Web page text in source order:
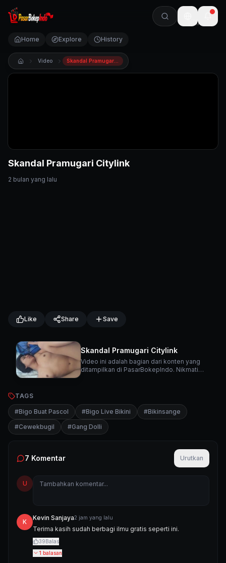
🇺🇸
Home Explore History
Video
Skandal Pramugari Citylink
2 bulan yang lalu
Like Share Save
Skandal Pramugari Citylink
Video ini adalah bagian dari konten yang
ditampilkan di PasarBokepIndo. Nikmati
TAGS
#Bigo Buat Pascol #Bigo Live Bikini #Bikinsange
#Cewekbugil #Gang Dolli
7 Komentar Urutkan
U
K
Kevin Sanjaya2 jam yang lalu
Terima kasih sudah berbagi ilmu gratis seperti ini.
39Balas
1 balasan